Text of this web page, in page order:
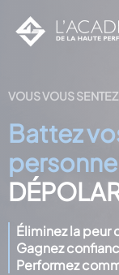
VOUS VOUS
Battez
Éliminez la peur
Gagnez
Performez